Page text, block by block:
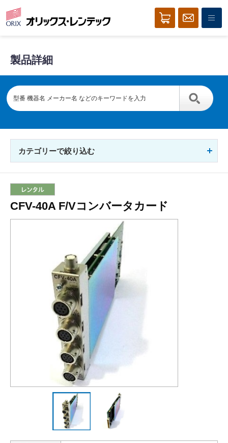
製品詳細
カテゴリーで絞り込む
CFV-40A F/Vコンバータカード